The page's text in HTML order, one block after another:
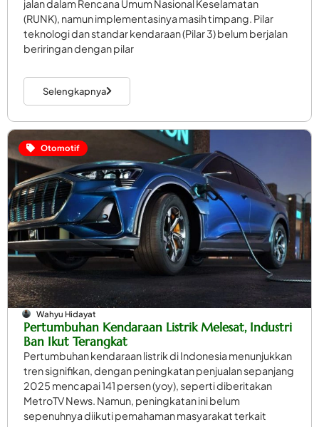
jalan dalam Rencana Umum Nasional Keselamatan
(RUNK), namun implementasinya masih timpang. Pilar
teknologi dan standar kendaraan (Pilar 3) belum berjalan
beriringan dengan pilar
Selengkapnya
Otomotif
Wahyu Hidayat
Pertumbuhan Kendaraan Listrik Melesat, Industri
Ban Ikut Terangkat
Pertumbuhan kendaraan listrik di Indonesia menunjukkan
tren signifikan, dengan peningkatan penjualan sepanjang
2025 mencapai 141 persen (yoy), seperti diberitakan
MetroTV News. Namun, peningkatan ini belum
sepenuhnya diikuti pemahaman masyarakat terkait